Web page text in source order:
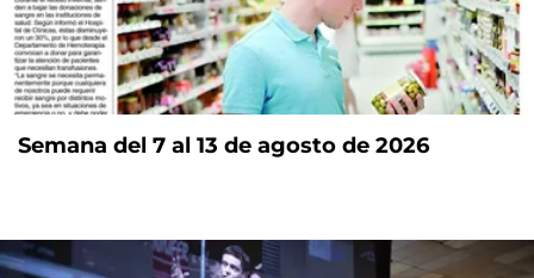
Semana del 7 al 13 de agosto de 2026